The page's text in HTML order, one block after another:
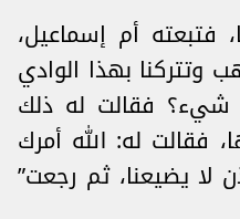
فتبعته أم إسماعيل،
وتتركنا بهذا الوادي
شيء؟ فقالت له ذلك
فقالت له: الله أمرك
لا يضيعنا، ثم رجعت”